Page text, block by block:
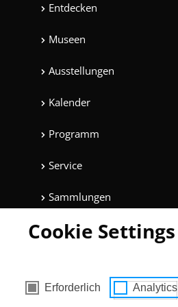
Entdecken
Museen
Ausstellungen
Kalender
Programm
Service
Sammlungen
Magazine
Unterhaltung
Cookie Settings
Erforderlich Analytics